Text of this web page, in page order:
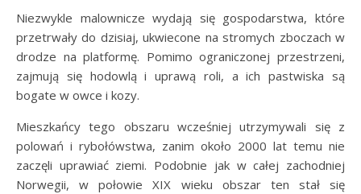
Niezwykle malownicze wydają się gospodarstwa, które
przetrwały do dzisiaj, ukwiecone na stromych zboczach w
drodze na platformę. Pomimo ograniczonej przestrzeni,
zajmują się hodowlą i uprawą roli, a ich pastwiska są
bogate w owce i kozy.
Mieszkańcy tego obszaru wcześniej utrzymywali się z
polowań i rybołówstwa, zanim około 2000 lat temu nie
zaczęli uprawiać ziemi. Podobnie jak w całej zachodniej
Norwegii, w połowie XIX wieku obszar ten stał się